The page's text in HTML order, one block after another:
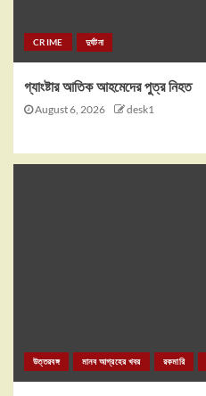
CRIME দুর্ঘটনা
গ্যাংষ্টার আতিক আহমেদের পুত্র নিহত
August 6, 2026 desk1
উত্তরবঙ্গ মানব আগ্রহের খবর রকমারি